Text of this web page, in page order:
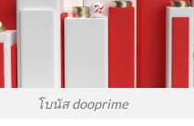
โบนัส dooprime